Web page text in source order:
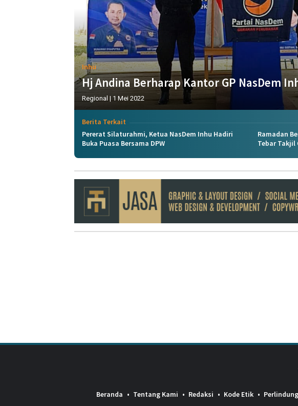
Inhu
Hj Andina Berharap Kantor GP NasDem
Regional | 1 Mei 2022
Berita Terkait
Pererat Silaturahmi, Ketua NasDem Inhu Hadiri
Buka Puasa Bersama DPW
Ramadan
Tebar Takjil
Beranda Tentang Kami Redaksi Kode Etik